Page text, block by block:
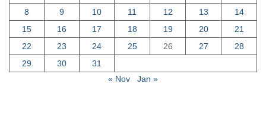
8
9 10 11 12 13
14
15
16 17 18 19 20
21
22
23 24 25 26 27
28
29
30
31
« Nov
Jan »